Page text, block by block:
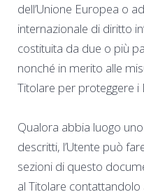
dell’Unione Europea o
internazionale di diritto
costituita da due o più
nonché in merito alle
Titolare per proteggere i
Qualora abbia luogo
descritti, l’Utente può
sezioni di questo
al Titolare